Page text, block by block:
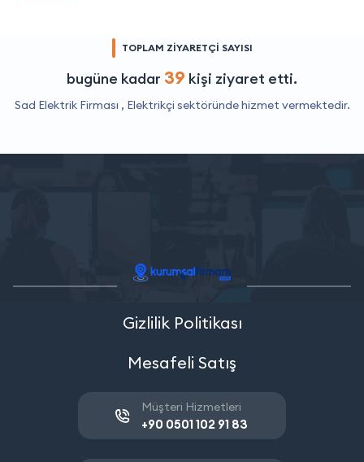
TOPLAM ZİYARETÇİ SAYISI
bugüne kadar 39 kişi ziyaret etti.
Sad Elektrik Firması , Elektrikçi sektöründe hizmet vermektedir.
Gizlilik Politikası
Mesafeli Satış
Müşteri Hizmetleri
+90 0501 102 91 83